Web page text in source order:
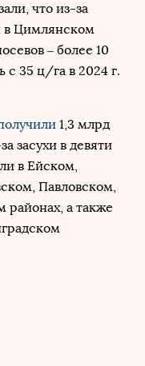
что из-за
в Цимлянском
– более 10
с 35 ц/га в 2024 г.
1,3 млрд
засухи в девяти
в Ейском,
Павловском,
а также